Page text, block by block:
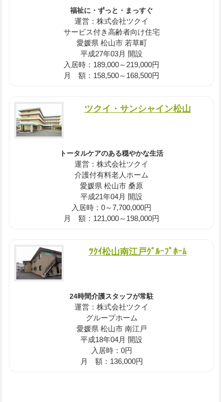
福祉に・ずっと・まっすぐ
運営：株式会社ツクイ
サービス付き高齢者向け住宅
愛媛県 松山市 若草町
平成27年03月 開設
入居時：189,000～219,000円
月 額：158,500～168,500円
ツクイ・サンシャイン松山
トータルケアのある穏やかな生活
運営：株式会社ツクイ
介護付有料老人ホーム
愛媛県 松山市 桑原
平成21年04月 開設
入居時：0～7,700,000円
月 額：121,000～198,000円
ﾂｸｲ松山南江戸ｸﾞﾙｰﾌﾟﾎｰﾑ
24時間介護スタッフが常駐
運営：株式会社ツクイ
グループホーム
愛媛県 松山市 南江戸
平成18年04月 開設
入居時：0円
月 額：136,000円